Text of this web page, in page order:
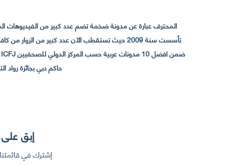
المحترف عبارة عن مدونة ضخمة تضم عدد كبير من الفيديوهات
حاكم دبي بجائزة رواد التواصل
إبق
إشترك في